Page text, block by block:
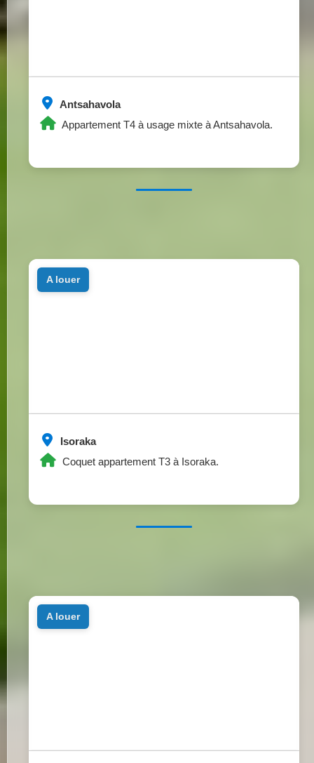
Antsahavola
Appartement T4 à usage mixte à Antsahavola.
Isoraka
Coquet appartement T3 à Isoraka.
a louer
a louer